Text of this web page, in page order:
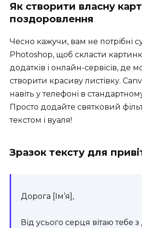
Як створити власну
поздоровлення
Чесно кажучи, вам не потрібні
Photoshop, щоб скласти
додатків і онлайн-сервісів, де
створити красиву листівку.
навіть у телефоні в
Просто додайте святковий
текстом і вуаля!
Зразок тексту для
Дорога [Ім’я],
Від усього серця вітаю тебе